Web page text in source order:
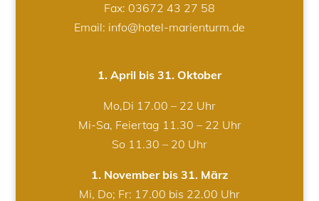
Fax: 03672 43 27 58
Email: info@hotel-marienturm.de
1. April bis 31. Oktober
Mo,Di 17.00 – 22 Uhr
Mi-Sa, Feiertag 11.30 – 22 Uhr
So 11.30 – 20 Uhr
1. November bis 31. März
Mi, Do; Fr: 17.00 bis 22.00 Uhr